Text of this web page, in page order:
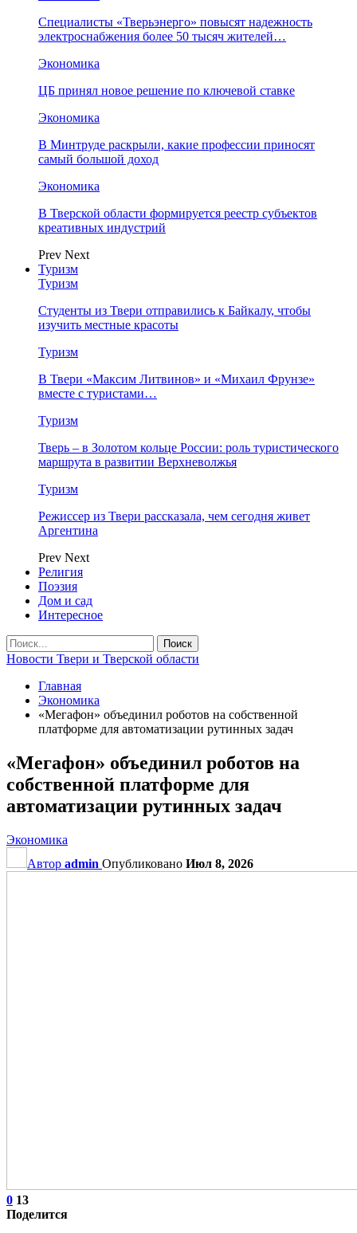
Специалисты «Тверьэнерго» повысят надежность
электроснабжения более 50 тысяч жителей…
Экономика
ЦБ принял новое решение по ключевой ставке
Экономика
В Минтруде раскрыли, какие профессии приносят
самый большой доход
Экономика
В Тверской области формируется реестр субъектов
креативных индустрий
Prev Next
Туризм
Туризм
Студенты из Твери отправились к Байкалу, чтобы
изучить местные красоты
Туризм
В Твери «Максим Литвинов» и «Михаил Фрунзе»
вместе с туристами…
Туризм
Тверь – в Золотом кольце России: роль туристического
маршрута в развитии Верхневолжья
Туризм
Режиссер из Твери рассказала, чем сегодня живет
Аргентина
Prev Next
Религия
Поэзия
Дом и сад
Интересное
Новости Твери и Тверской области
Главная
Экономика
«Мегафон» объединил роботов на собственной
платформе для автоматизации рутинных задач
«Мегафон» объединил роботов на
собственной платформе для
автоматизации рутинных задач
Экономика
Автор admin Опубликовано Июл 8, 2026
0 13
Поделится